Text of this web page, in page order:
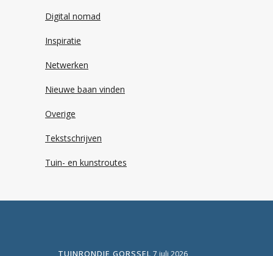
Digital nomad
Inspiratie
Netwerken
Nieuwe baan vinden
Overige
Tekstschrijven
Tuin- en kunstroutes
TUINRONDJE GORSSEL 7 juli 2026